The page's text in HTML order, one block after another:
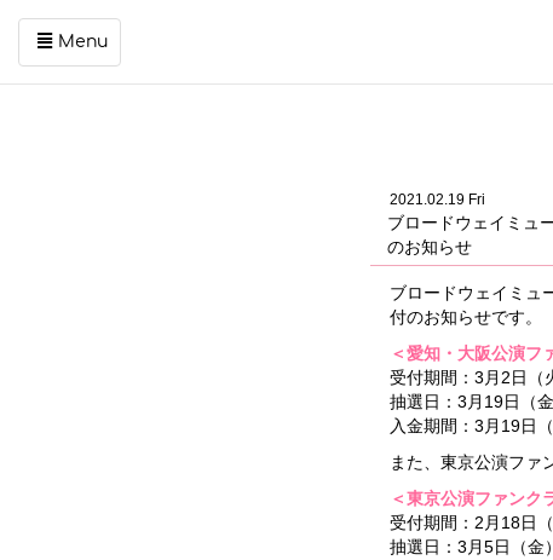
Menu
2021.02.19 Fri
ブロードウェイミュ
のお知らせ
ブロードウェイミュ
付のお知らせです。
＜愛知・大阪公演フ
受付期間：3月2日（
抽選日：3月19日（金
入金期間：3月19日
また、東京公演ファ
＜東京公演ファンク
受付期間：2月18日
抽選日：3月5日（金）